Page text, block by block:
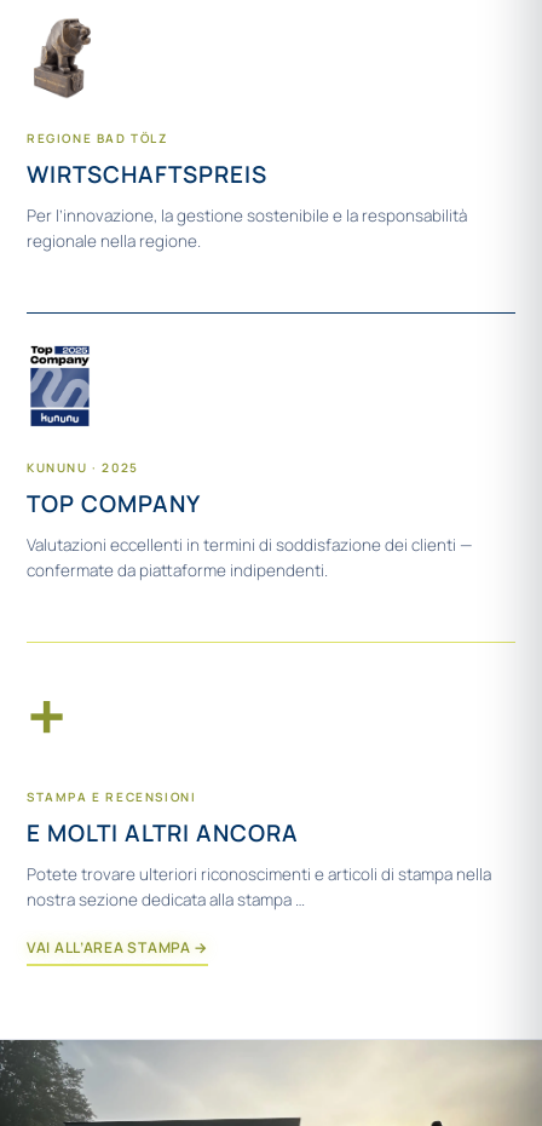
REGIONE BAD TÖLZ
WIRTSCHAFTSPREIS
Per l’innovazione, la gestione sostenibile e la responsabilità
regionale nella regione.
KUNUNU · 2025
TOP COMPANY
Valutazioni eccellenti in termini di soddisfazione dei clienti —
confermate da piattaforme indipendenti.
+
STAMPA E RECENSIONI
E MOLTI ALTRI ANCORA
Potete trovare ulteriori riconoscimenti e articoli di stampa nella
nostra sezione dedicata alla stampa …
VAI ALL’AREA STAMPA →